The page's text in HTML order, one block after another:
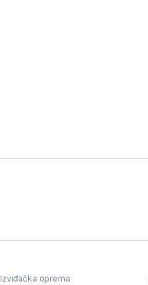
Izviđačka oprema